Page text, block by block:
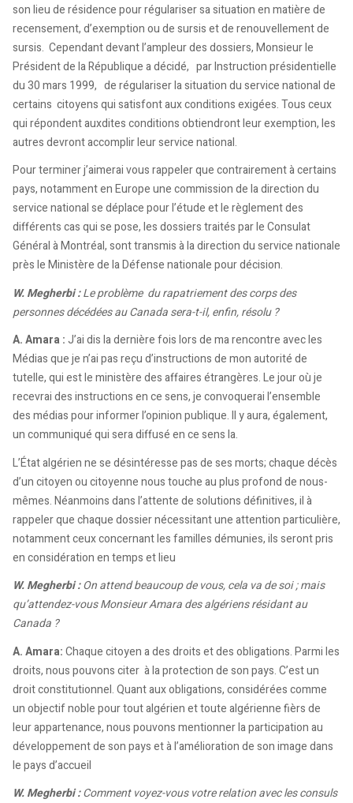
son lieu de résidence pour régulariser sa situation en matière de
recensement, d’exemption ou de sursis et de renouvellement de
sursis. Cependant devant l’ampleur des dossiers, Monsieur le
Président de la République a décidé, par Instruction présidentielle
du 30 mars 1999, de régulariser la situation du service national de
certains citoyens qui satisfont aux conditions exigées. Tous ceux
qui répondent auxdites conditions obtiendront leur exemption, les
autres devront accomplir leur service national.
Pour terminer j’aimerai vous rappeler que contrairement à certains
pays, notamment en Europe une commission de la direction du
service national se déplace pour l’étude et le règlement des
différents cas qui se pose, les dossiers traités par le Consulat
Général à Montréal, sont transmis à la direction du service nationale
près le Ministère de la Défense nationale pour décision.
W. Megherbi :Le problème du rapatriement des corps des
personnes décédées au Canada sera-t-il, enfin, résolu ?
A. Amara :J’ai dis la dernière fois lors de ma rencontre avec les
Médias que je n’ai pas reçu d’instructions de mon autorité de
tutelle, qui est le ministère des affaires étrangères. Le jour où je
recevrai des instructions en ce sens, je convoquerai l’ensemble
des médias pour informer l’opinion publique. Il y aura, également,
un communiqué qui sera diffusé en ce sens la.
L’État algérien ne se désintéresse pas de ses morts; chaque décès
d’un citoyen ou citoyenne nous touche au plus profond de nous-
mêmes. Néanmoins dans l’attente de solutions définitives, il à
rappeler que chaque dossier nécessitant une attention particulière,
notamment ceux concernant les familles démunies, ils seront pris
en considération en temps et lieu
W. Megherbi :On attend beaucoup de vous, cela va de soi ; mais
qu’attendez-vous Monsieur Amara des algériens résidant au
Canada ?
A. Amara:Chaque citoyen a des droits et des obligations. Parmi les
droits, nous pouvons citer à la protection de son pays. C’est un
droit constitutionnel. Quant aux obligations, considérées comme
un objectif noble pour tout algérien et toute algérienne fièrs de
leur appartenance, nous pouvons mentionner la participation au
développement de son pays et à l’amélioration de son image dans
le pays d’accueil
W. Megherbi :Comment voyez-vous votre relation avec les consuls